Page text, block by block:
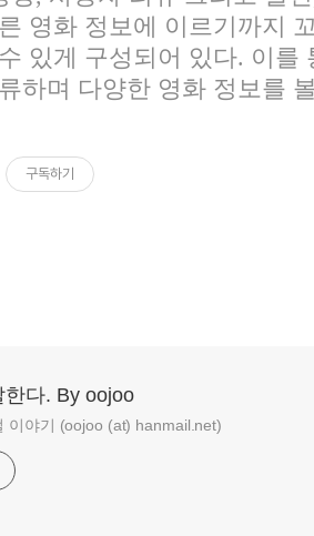
영화 정보에 이르기까지
있게 구성되어 있다. 이를
하며 다양한 영화 정보를
구독하기
한다. By oojoo
이야기 (oojoo (at) hanmail.net)